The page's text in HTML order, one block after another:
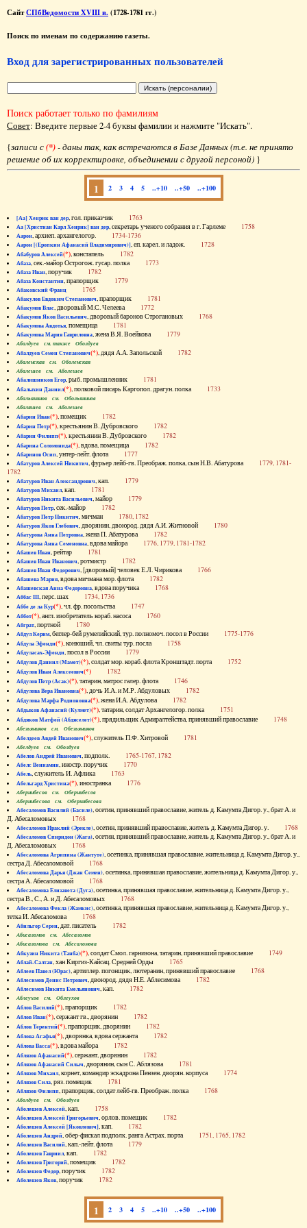
СайтСПбВедомости XVIII в. (1728-1781 гг.)
Поиск по именам по содержанию газеты.
Вход для зарегистрированных пользователей
Поиск работает только по фамилиям
Совет: Введите первые 2-4 буквы фамилии и нажмите "Искать".
{записи с(*)- даны так, как встречаются в Базе Данных (т.е. не принято
решение об их корректировке, объединении с другой персоной) }
1 2 3 4 5 ..+10 ..+50 ..+100
[Аа] Хенрик ван дер, гол. приказчик 1763
Аа [Христиан Карл Хенрик] ван дер, секретарь ученого собрания в г. Гарлеме 1758
Аарон, архиеп. архангелогор. 1734-1736
Аарон [(Еропкин Афанасий Владимирович)], еп. карел. и ладож. 1728
Абабуров Алексей(*), констапель 1782
Абаза, сек.-майор Острогож. гусар. полка 1773
Абаза Иван, поручик 1782
Абаза Константин, прапорщик 1779
Абаковский Франц 1765
Абакулов Евдоким Степанович, прапорщик 1781
Абакумов Влас, дворовый М.С. Челеева 1772
Абакумов Яков Васильевич, дворовый баронов Строгановых 1768
Абакумова Авдотья, помещица 1781
Абакумова Мария Гавриловна, жена В.Я. Воейкова 1779
Абалдуев см. также Оболдуев
Абалдуев Семен Степанович(*), дядя А.А. Запольской 1782
Абаленская см. Оболенская
Абалешев см. Аболешев
Абалишников Егор, рыб. промышленник 1781
Абалыхин Даниил(*), полковой писарь Каргопол. драгун. полка 1733
Абальянинов см. Обольянинов
Абаляшев см. Аболешев
Абарин Иван(*), помещик 1782
Абарин Петр(*), крестьянин В. Дубровского 1782
Абарин Филипп(*), крестьянин В. Дубровского 1782
Абарина Соломонида(*), вдова, помещица 1782
Абаринов Осип, унтер-лейт. флота 1777
Абатуров Алексей Никитич, фурьер лейб-гв. Преображ. полка, сын Н.В. Абатурова 1779, 1781-
1782
Абатуров Иван Александрович, кап. 1779
Абатуров Михаил, кап. 1781
Абатуров Никита Васильевич, майор 1779
Абатуров Петр, сек.-майор 1782
Абатуров Петр Никитич, мичман 1780, 1782
Абатуров Яков Глебович, дворянин, двоюрод. дядя А.И. Житновой 1780
Абатурова Анна Петровна, жена П. Абатурова 1782
Абатурова Анна Семеновна, вдова майора 1776, 1779, 1781-1782
Абашев Иван, рейтар 1781
Абашев Иван Иванович, ротмистр 1782
Абашев Иван Федорович, [дворовый] человек Е.Л. Чирикова 1766
Абашева Мария, вдова мичмана мор. флота 1782
Абашевская Анна Федоровна, вдова поручика 1768
Аббас III, перс. шах 1734, 1736
Аббе де ла Кур(*), чл. фр. посольства 1747
Аббот(*), англ. изобретатель кораб. насоса 1760
Абграт, портной 1780
Абдул Керим, беглер-бей румелийский, тур. полномоч. посол в России 1775-1776
Абдула Эфенди(*), конюший, чл. свиты тур. посла 1758
Абдуласах-Эфенди, посол в России 1779
Абдулов Даниил (Мамет)(*), солдат мор. кораб. флота Кронштадт. порта 1752
Абдулов Иван Алексеевич(*) 1782
Абдулов Петр (Асак)(*), татарин, матрос галер. флота 1746
Абдулова Вера Ивановна(*), дочь И.А. и М.Р. Абдуловых 1782
Абдулова Марфа Родионовна(*), жена И.А. Абдулова 1782
Абдыков Афанасий (Кулмет)(*), татарин, солдат Архангелогор. полка 1751
Абдяков Матфей (Абдяселет)(*), прядильщик Адмиралтейства, принявший православие 1748
Абезьянинов см. Обезьянинов
Абелдеев Авдей Иванович(*), служитель П.Ф. Хитровой 1781
Абелдуев см. Оболдуев
Абелов Андрей Иванович, подполк. 1765-1767, 1782
Абелс Вениамин, иностр. поручик 1770
Абель, служитель И. Афлика 1763
Абельгард Христина(*), иностранка 1776
Абернибесов см. Обернибесов
Абернибесова см. Обернибесова
Абесаломов Василий (Басиле), осетин, принявший православие, житель д. Камумта Дигор. у., брат А. и
Д. Абесаломовых 1768
Абесаломов Ираклий (Эрекле), осетин, принявший православие, житель д. Камумта Дигор. у. 1768
Абесаломов Спиридон (Жага), осетин, принявший православие, житель д. Камумта Дигор. у., брат А. и
Д. Абесаломовых 1768
Абесаломова Агрипина (Жантуте), осетинка, принявшая православие, жительница д. Камумта Дигор. у.,
сестра Д. Абесаломовой 1768
Абесаломова Дарья (Джан Семен), осетинка, принявшая православие, жительница д. Камумта Дигор. у.,
сестра А. Абесаломовой 1768
Абесаломова Елизавета (Дуга), осетинка, принявшая православие, жительница д. Камумта Дигор. у.,
сестра В., С., А. и Д. Абесаломовых 1768
Абесаломова Фекла (Жамкис), осетинка, принявшая православие, жительница д. Камумта Дигор. у.,
тетка И. Абесаломова 1768
Абильгор Серен, дат. писатель 1782
Абисаломов см. Абесаломов
Абисаломова см. Абесаломова
Абкузин Никита (Танба)(*), солдат Смол. гарнизона, татарин, принявший православие 1749
Аблай-Салтан, хан Киргиз-Кайсац. Средней Орды 1765
Аблеев Павел (Юрас), артиллер. погонщик, лютеранин, принявший православие 1768
Аблесимов Денис Петрович, двоюрод. дядя Н.Е. Аблесимова 1782
Аблесимов Никита Емельянович, кап. 1782
Аблеухов см. Облеухов
Аблов Василий(*), прапорщик 1782
Аблов Иван(*), сержант гв., дворянин 1782
Аблов Терентий(*), прапорщик, дворянин 1782
Аблова Агафья(*), дворянка, вдова сержанта 1782
Аблова Васса(*), вдова майора 1782
Аблязов Афанасий(*), сержант, дворянин 1782
Аблязов Афанасий Силыч, дворянин, сын С. Аблязова 1781
Аблязов Михаил, корнет, командир эскадрона Пензен. дворян. корпуса 1774
Аблязов Сила, ряз. помещик 1781
Аблязов Филипп, прапорщик, солдат лейб-гв. Преображ. полка 1768
Аболдуев см. Оболдуев
Аболешев Алексей, кап. 1758
Аболешев Алексей Григорьевич, орлов. помещик 1782
Аболешев Алексей [Яковлевич], кап. 1782
Аболешев Андрей, обер-фискал подполк. ранга Астрах. порта 1751, 1765, 1782
Аболешев Василий, кап.-лейт. флота 1779
Аболешев Гавриил, кап. 1782
Аболешев Григорий, помещик 1782
Аболешев Федор, поручик 1782
Аболешев Яков, поручик 1782
1 2 3 4 5 ..+10 ..+50 ..+100